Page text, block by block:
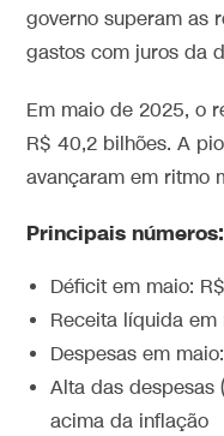
governo superam as
gastos com juros da
Em maio de 2025, o
R$ 40,2 bilhões. A
avançaram em ritmo
Principais números:
Déficit em maio:
Receita líquida
Despesas em
Alta das despesas
acima da inflação